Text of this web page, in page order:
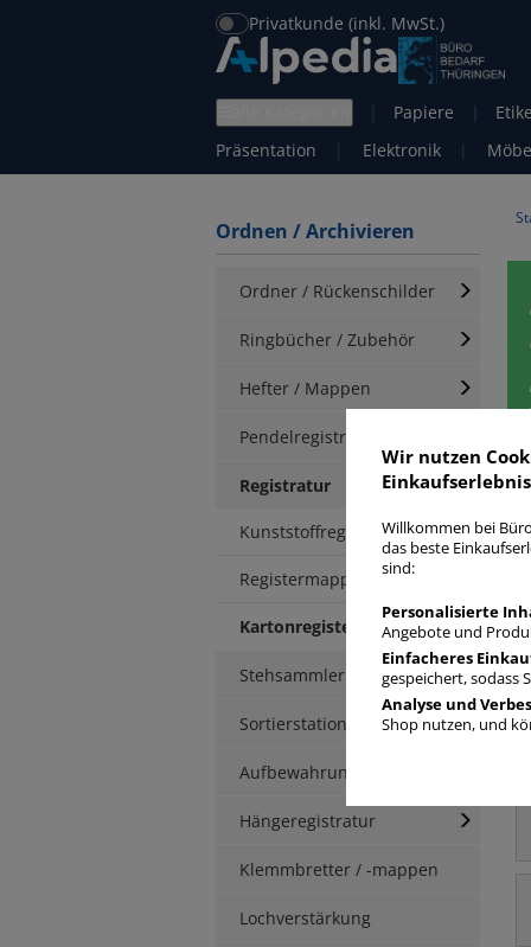
Privatkunde (inkl. MwSt.)
| Papiere |
Präsentation
| Elektronik |
Ordnen / Archivieren
Ordner / Rückenschilder
Ringbücher / Zubehör
Hefter / Mappen
Pendelregistratur
Registratur
Kunststoffregister
Registermappen
Kartonregister
Stehsammler
Sortierstationen / Ablagen
Aufbewahrungsbox
Hängeregistratur
Klemmbretter / -mappen
Lochverstärkung
Wir nutzen
Willkommen bei
das beste
sind:
Personalisierte
Angebote und
Einfacheres
gespeichert, sodass
Analyse und
Shop nutzen, und